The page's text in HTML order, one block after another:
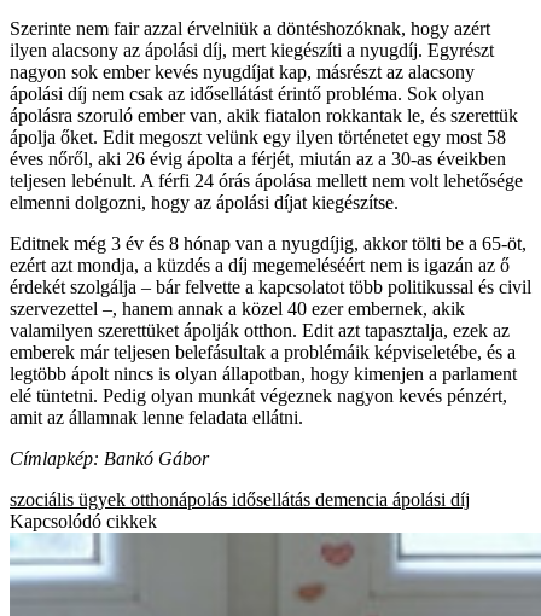
Szerinte nem fair azzal érvelniük a döntéshozóknak, hogy azért
ilyen alacsony az ápolási díj, mert kiegészíti a nyugdíj. Egyrészt
nagyon sok ember kevés nyugdíjat kap, másrészt az alacsony
ápolási díj nem csak az idősellátást érintő probléma. Sok olyan
ápolásra szoruló ember van, akik fiatalon rokkantak le, és szerettük
ápolja őket. Edit megoszt velünk egy ilyen történetet egy most 58
éves nőről, aki 26 évig ápolta a férjét, miután az a 30-as éveikben
teljesen lebénult. A férfi 24 órás ápolása mellett nem volt lehetősége
elmenni dolgozni, hogy az ápolási díjat kiegészítse.
Editnek még 3 év és 8 hónap van a nyugdíjig, akkor tölti be a 65-öt,
ezért azt mondja, a küzdés a díj megemeléséért nem is igazán az ő
érdekét szolgálja – bár felvette a kapcsolatot több politikussal és civil
szervezettel –, hanem annak a közel 40 ezer embernek, akik
valamilyen szerettüket ápolják otthon. Edit azt tapasztalja, ezek az
emberek már teljesen belefásultak a problémáik képviseletébe, és a
legtöbb ápolt nincs is olyan állapotban, hogy kimenjen a parlament
elé tüntetni. Pedig olyan munkát végeznek nagyon kevés pénzért,
amit az államnak lenne feladata ellátni.
Címlapkép: Bankó Gábor
szociális ügyek otthonápolás idősellátás demencia ápolási díj
Kapcsolódó cikkek